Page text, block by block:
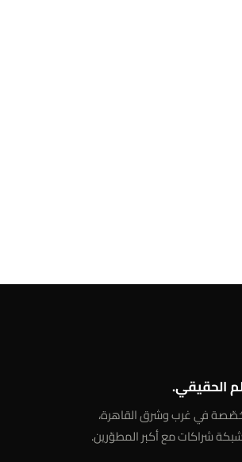
الحقيقي.
في غرب وشرق القاهرة،